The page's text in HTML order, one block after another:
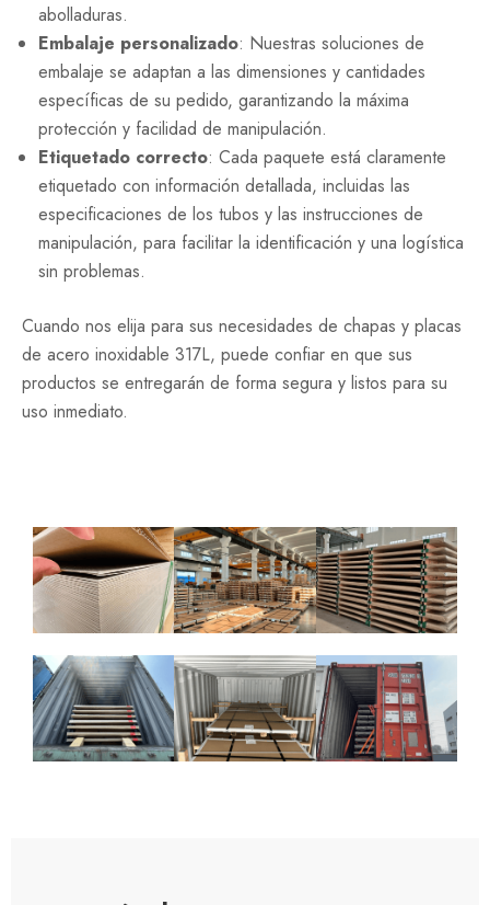
abolladuras.
Embalaje personalizado: Nuestras soluciones de
embalaje se adaptan a las dimensiones y cantidades
específicas de su pedido, garantizando la máxima
protección y facilidad de manipulación.
Etiquetado correcto: Cada paquete está claramente
etiquetado con información detallada, incluidas las
especificaciones de los tubos y las instrucciones de
manipulación, para facilitar la identificación y una logística
sin problemas.
Cuando nos elija para sus necesidades de chapas y placas
de acero inoxidable 317L, puede confiar en que sus
productos se entregarán de forma segura y listos para su
uso inmediato.